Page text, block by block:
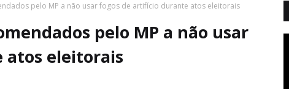
pelo MP a não usar fogos de artifício durante atos eleitorais
pelo MP a não usar
eleitorais